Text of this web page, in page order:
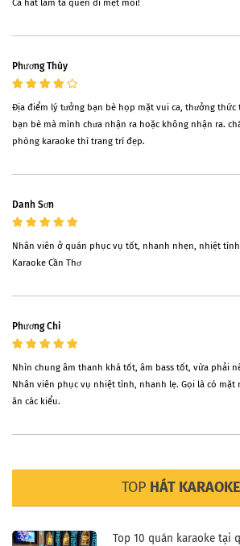
Ca hát làm ta quên đi mệt mỏi!
Phương Thùy
Địa điểm lý tưởng bạn bè họp mặt vui ca, thưởng thức
bạn bè mà mình chưa nhận ra hoặc không nhận ra.
phòng karaoke thì trang trí đẹp.
Danh Sơn
Nhân viên ở quán phục vụ tốt, nhanh nhẹn, nhiệt
Karaoke Cần Thơ
Phương Chi
Nhìn chung âm thanh khá tốt, âm bass tốt, vừa phải
Nhân viên phục vụ nhiệt tình, nhanh lẹ. Gọi là có mặt
ăn các kiểu.
TOP HÁT KARAOKE
Top 10 quán karaoke tại